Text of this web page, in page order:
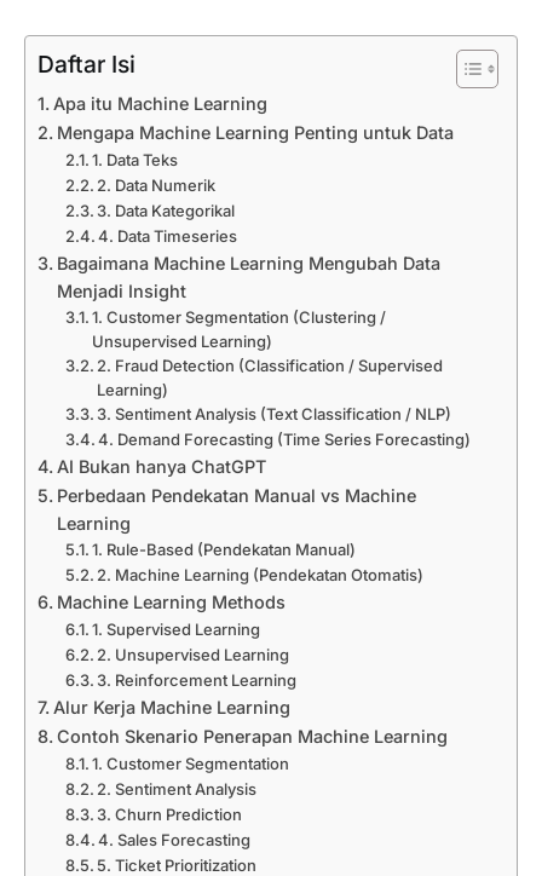
Daftar Isi
Apa itu Machine Learning
Mengapa Machine Learning Penting untuk Data
1. Data Teks
2. Data Numerik
3. Data Kategorikal
4. Data Timeseries
Bagaimana Machine Learning Mengubah Data
Menjadi Insight
1. Customer Segmentation (Clustering /
Unsupervised Learning)
2. Fraud Detection (Classification / Supervised
Learning)
3. Sentiment Analysis (Text Classification / NLP)
4. Demand Forecasting (Time Series Forecasting)
AI Bukan hanya ChatGPT
Perbedaan Pendekatan Manual vs Machine
Learning
1. Rule-Based (Pendekatan Manual)
2. Machine Learning (Pendekatan Otomatis)
Machine Learning Methods
1. Supervised Learning
2. Unsupervised Learning
3. Reinforcement Learning
Alur Kerja Machine Learning
Contoh Skenario Penerapan Machine Learning
1. Customer Segmentation
2. Sentiment Analysis
3. Churn Prediction
4. Sales Forecasting
5. Ticket Prioritization